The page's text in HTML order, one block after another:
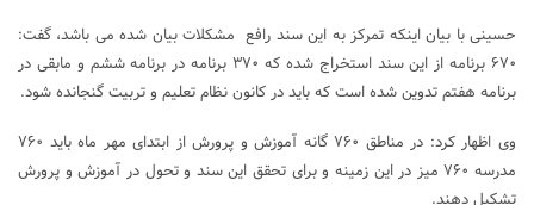
حسینی با بیان اینکه تمرکز به این سند رافع مشکلات بیان شده می باشد، گفت:
۶۷۰ برنامه از این سند استخراج شده که ۳۷۰ برنامه در برنامه ششم و مابقی در
برنامه هفتم تدوین شده است که باید در کانون نظام تعلیم و تربیت گنجانده شود.
وی اظهار کرد: در مناطق ۷۶۰ گانه آموزش و پرورش از ابتدای مهر ماه باید ۷۶۰
مدرسه ۷۶۰ میز در این زمینه و برای تحقق این سند و تحول در آموزش و پرورش